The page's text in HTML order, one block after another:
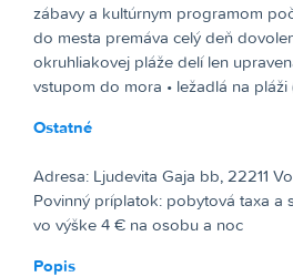
zábavy a kultúrnym programom
do mesta premáva celý deň
okruhliakovej pláže delí len
vstupom do mora • ležadlá na
Ostatné
Adresa: Ljudevita Gaja bb, 22211
Povinný príplatok: pobytová taxa a
vo výške 4 € na osobu a noc
Popis